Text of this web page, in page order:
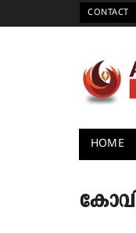
CONTACT
HOME